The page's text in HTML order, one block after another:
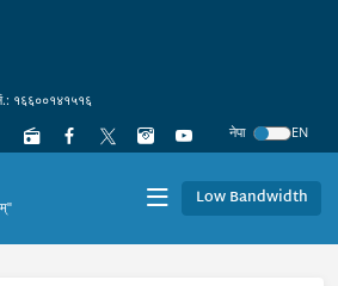
१६६००१४१५१६
नेपा
EN
Low Bandwidth